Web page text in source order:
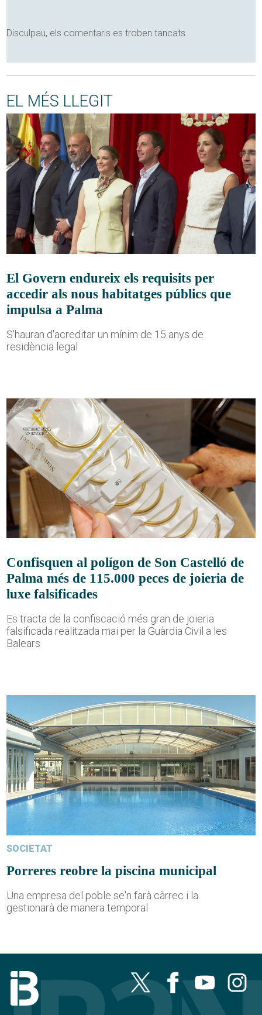
Disculpau, els comentaris es troben tancats
EL MÉS LLEGIT
El Govern endureix els requisits per
accedir als nous habitatges públics que
impulsa a Palma
S'hauran d'acreditar un mínim de 15 anys de
residència legal
Confisquen al polígon de Son Castelló de
Palma més de 115.000 peces de joieria de
luxe falsificades
Es tracta de la confiscació més gran de joieria
falsificada realitzada mai per la Guàrdia Civil a les
Balears
SOCIETAT
Porreres reobre la piscina municipal
Una empresa del poble se'n farà càrrec i la
gestionarà de manera temporal